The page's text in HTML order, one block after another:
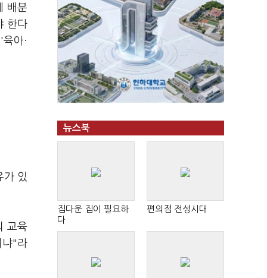
배분
한다
아·
가 있
교육
냐"라
뉴스북
집다운 집이 필요하
다
편의점 전성시대